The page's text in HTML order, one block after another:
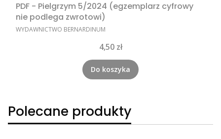
PDF - Pielgrzym 5/2024 (egzemplarz cyfrowy
nie podlega zwrotowi)
PRODUCENT
WYDAWNICTWO BERNARDINUM
Cena
4,50 zł
Do koszyka
Polecane produkty